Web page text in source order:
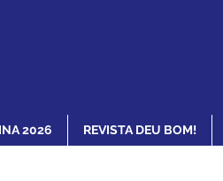
2026 REVISTA DEU BOM!